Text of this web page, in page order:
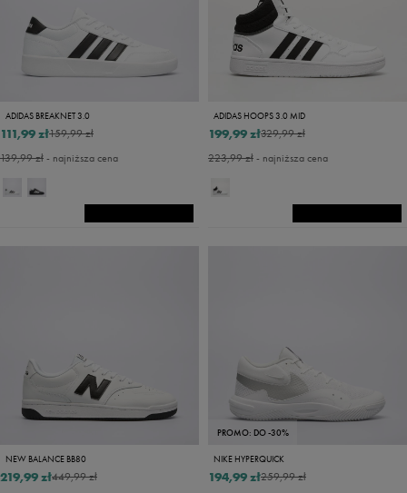
ADIDAS BREAKNET 3.0
159,99 zł
111,99 zł
139,99 zł- najniższa cena
ADIDAS HOOPS 3.0 MID
329,99 zł
199,99 zł
223,99 zł- najniższa cena
NEW BALANCE BB80
449,99 zł
219,99 zł
PROMO: DO -30%
NIKE HYPERQUICK
259,99 zł
194,99 zł